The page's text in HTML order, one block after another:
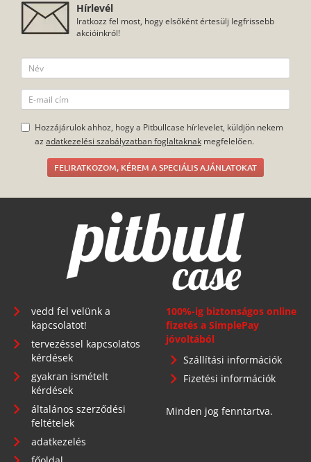
Hírlevél
Iratkozz fel most, hogy elsőként értesülj legfrissebb
akcióinkról!
Hozzájárulok ahhoz, hogy a Pitbullcase hírlevelet, küldjön nekem
az adatkezelési szabályzatban foglaltaknak megfelelően.
FELIRATKOZOM, KÉREM A SPECIÁLIS AJÁNLATOKAT
vedd fel velünk a
kapcsolatot!
tervezéssel kapcsolatos
kérdések
gyakran ismételt
kérdések
általános szerződési
feltételek
adatkezelés
100%-ig biztonságos online
fizetés a SimplePay
jóvoltából
Szállítási információk
Fizetési információk
Minden jog fenntartva.